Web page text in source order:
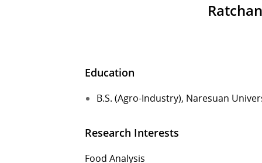
Education
B.S. (Agro-Industry), Naresuan
Research Interests
Food Analysis